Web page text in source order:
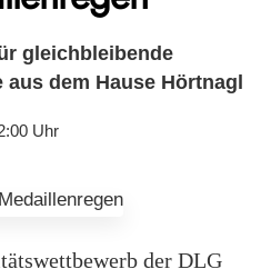
gleichbleibende
dem Hause Hörtnagl
Uhr
der DLG